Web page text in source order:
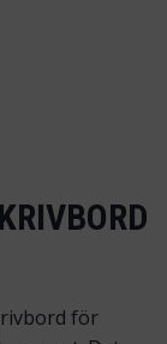
för